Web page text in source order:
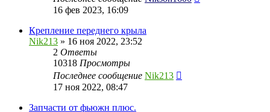
16 фев 2023, 16:09
Крепление переднего крыла
Nik213 » 16 ноя 2022, 23:52
2 Ответы
10318 Просмотры
Последнее сообщение Nik213
17 ноя 2022, 08:47
Запчасти от фьюжн плюс.